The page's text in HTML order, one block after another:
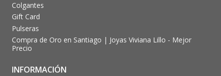
Colgantes
Gift Card
Pulseras
Compra de Oro en Santiago | Joyas Viviana Lillo - Mejor
Precio
INFORMACIÓN